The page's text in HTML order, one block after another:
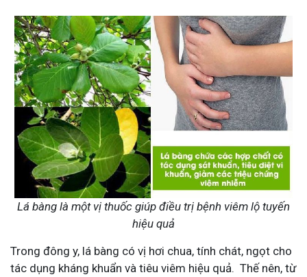
Lá bàng là một vị thuốc giúp điều trị bệnh viêm lộ tuyến
hiệu quả
Trong đông y, lá bàng có vị hơi chua, tính chát, ngọt cho
tác dụng kháng khuẩn và tiêu viêm hiệu quả. Thế nên, từ